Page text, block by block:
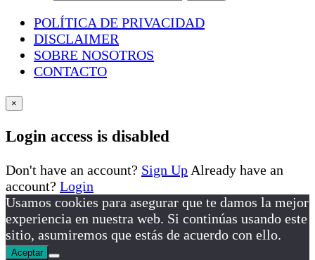
POLÍTICA DE PRIVACIDAD
DISCLAIMER
SOBRE NOSOTROS
CONTACTO
×
Login access is disabled
Don't have an account? Sign Up Already have an
account? Login
Usamos cookies para asegurar que te damos la mejor
experiencia en nuestra web. Si continúas usando este
sitio, asumiremos que estás de acuerdo con ello.
Aceptar